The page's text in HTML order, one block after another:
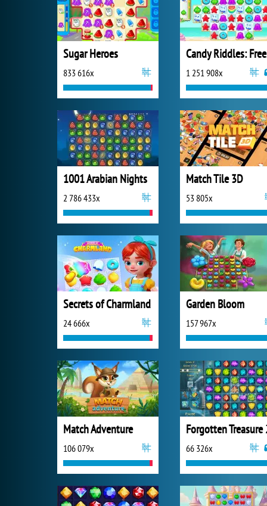
Sugar Heroes
833 616x 1 251 908x
1001 Arabian Nights
2 786 433x
Match Tile 3D
53 805x
Secrets of Charmland
24 666x
Garden Bloom
157 967x
Match Adventure
106 079x
Forgotten Treasure
66 326x